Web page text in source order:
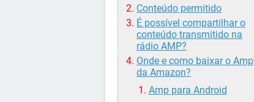
Conteúdo permitido
É possível compartilhar o
conteúdo transmitido na
rádio AMP?
Onde e como baixar o Amp
da Amazon?
Amp para Android